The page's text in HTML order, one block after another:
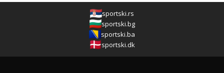
sportski.rs
sportski.bg
sportski.ba
sportski.dk